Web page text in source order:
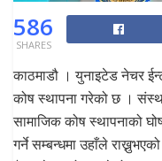
586
SHARES
काठमाडौ । युनाइटेड नेचर
कोष स्थापना गरेको छ ।
सामाजिक कोष स्थापनाको
गर्ने सम्बन्धमा उहाँले